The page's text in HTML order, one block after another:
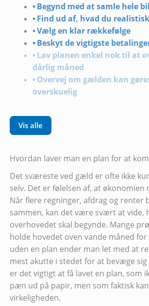
Begynd med at samle hele
Find ud af, hvad du
Vælg en klar rækkefølge
Beskyt de vigtigste
Lav planen enkel nok til at
dårlig måned
Overvej om gælden kan
overskuelig
Vis alle
Hvordan laver man en plan for at
Det sværeste ved gæld er ofte ikke
selv. Det er følelsen af, at økonomien
Når flere regninger, afdrag og renter
sammen, kan det være svært at vide,
overhovedet skal begynde. Mange
holde hovedet oven vande måned
uden en plan ender man let med at
mest akutte i stedet for at bevæge
er det vigtigt at få lavet en plan, som
pæn ud på papir, men som faktisk
virkeligheden.